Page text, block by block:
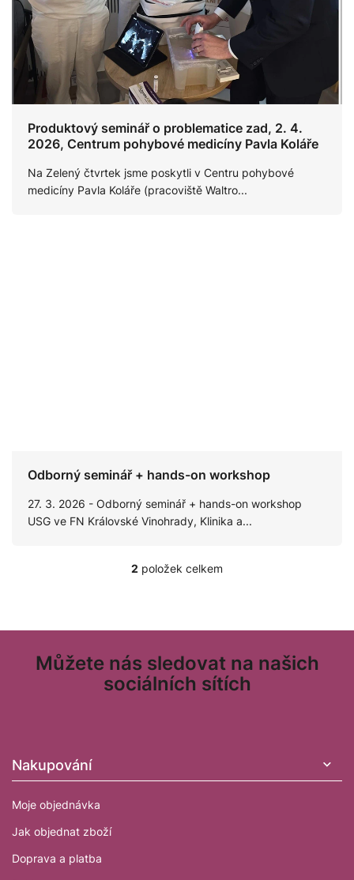
Produktový seminář o problematice zad, 2. 4.
2026, Centrum pohybové medicíny Pavla Koláře
Na Zelený čtvrtek jsme poskytli v Centru pohybové
medicíny Pavla Koláře (pracoviště Waltro...
Odborný seminář + hands-on workshop
27. 3. 2026 - Odborný seminář + hands-on workshop
USG ve FN Královské Vinohrady, Klinika a...
O
á
a
c
í
y
2 položek celkem
Můžete nás sledovat na našich
sociálních sítích
Nakupování
Moje objednávka
Jak objednat zboží
Doprava a platba